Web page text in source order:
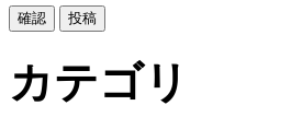
カテゴリ